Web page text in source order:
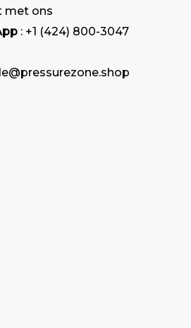
met ons
: +1 (424) 800-3047